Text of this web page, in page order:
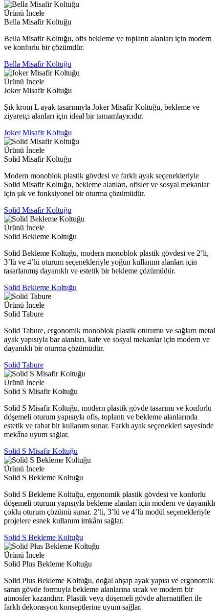
Ürünü İncele
Bella Misafir Koltuğu
Bella Misafir Koltuğu, ofis bekleme ve toplantı alanları için modern
ve konforlu bir çözümdür.
Bella Misafir Koltuğu
Ürünü İncele
Joker Misafir Koltuğu
Şık krom L ayak tasarımıyla Joker Misafir Koltuğu, bekleme ve
ziyaretçi alanları için ideal bir tamamlayıcıdır.
Joker Misafir Koltuğu
Ürünü İncele
Solid Misafir Koltuğu
Modern monoblok plastik gövdesi ve farklı ayak seçenekleriyle
Solid Misafir Koltuğu, bekleme alanları, ofisler ve sosyal mekanlar
için şık ve fonksiyonel bir oturma çözümüdür.
Solid Misafir Koltuğu
Ürünü İncele
Solid Bekleme Koltuğu
Solid Bekleme Koltuğu, modern monoblok plastik gövdesi ve 2’li,
3’lü ve 4’lü oturum seçenekleriyle yoğun kullanım alanları için
tasarlanmış dayanıklı ve estetik bir bekleme çözümüdür.
Solid Bekleme Koltuğu
Ürünü İncele
Solid Tabure
Solid Tabure, ergonomik monoblok plastik oturumu ve sağlam metal
ayak yapısıyla bar alanları, kafe ve sosyal mekanlar için modern ve
dayanıklı bir oturma çözümüdür.
Solid Tabure
Ürünü İncele
Solid S Misafir Koltuğu
Solid S Misafir Koltuğu, modern plastik gövde tasarımı ve konforlu
döşemeli oturum yapısıyla ofis, toplantı ve bekleme alanlarında
estetik ve rahat bir kullanım sunar. Farklı ayak seçenekleri sayesinde
mekâna uyum sağlar.
Solid S Misafir Koltuğu
Ürünü İncele
Solid S Bekleme Koltuğu
Solid S Bekleme Koltuğu, ergonomik plastik gövdesi ve konforlu
döşemeli oturum yapısıyla bekleme alanları için modern ve dayanıklı
çoklu oturum çözümü sunar. 2’li, 3’lü ve 4’lü modül seçenekleriyle
projelere esnek kullanım imkânı sağlar.
Solid S Bekleme Koltuğu
Ürünü İncele
Solid Plus Bekleme Koltuğu
Solid Plus Bekleme Koltuğu, doğal ahşap ayak yapısı ve ergonomik
saran gövde formuyla bekleme alanlarına sıcak ve modern bir
atmosfer kazandırır. Plastik veya döşemeli gövde alternatifleri ile
farklı dekorasyon konseptlerine uyum sağlar.